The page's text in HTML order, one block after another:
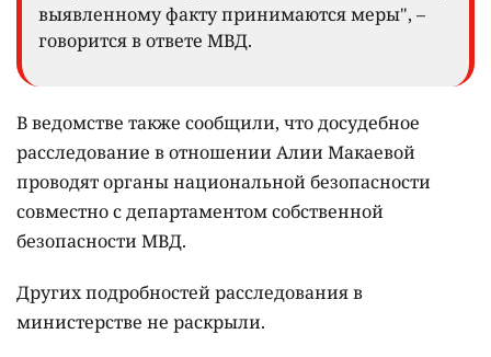
выявленному факту принимаются меры", –
говорится в ответе МВД.
В ведомстве также сообщили, что досудебное
расследование в отношении Алии Макаевой
проводят органы национальной безопасности
совместно с департаментом собственной
безопасности МВД.
Других подробностей расследования в
министерстве не раскрыли.